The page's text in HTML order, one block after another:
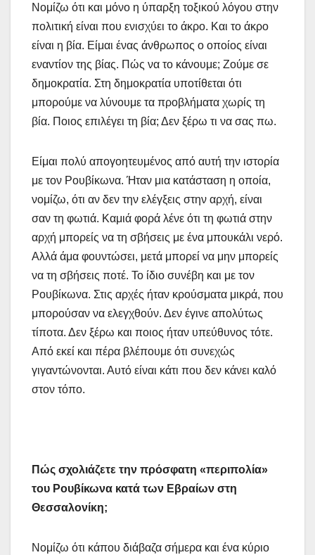
Νομίζω ότι και μόνο η ύπαρξη τοξικού λόγου στην
πολιτική είναι που ενισχύει το άκρο. Και το άκρο
είναι η βία. Είμαι ένας άνθρωπος ο οποίος είναι
εναντίον της βίας. Πώς να το κάνουμε; Ζούμε σε
δημοκρατία. Στη δημοκρατία υποτίθεται ότι
μπορούμε να λύνουμε τα προβλήματα χωρίς τη
βία. Ποιος επιλέγει τη βία; Δεν ξέρω τι να σας πω.
Είμαι πολύ απογοητευμένος από αυτή την ιστορία
με τον Ρουβίκωνα. Ήταν μια κατάσταση η οποία,
νομίζω, ότι αν δεν την ελέγξεις στην αρχή, είναι
σαν τη φωτιά. Καμιά φορά λένε ότι τη φωτιά στην
αρχή μπορείς να τη σβήσεις με ένα μπουκάλι νερό.
Αλλά άμα φουντώσει, μετά μπορεί να μην μπορείς
να τη σβήσεις ποτέ. Το ίδιο συνέβη και με τον
Ρουβίκωνα. Στις αρχές ήταν κρούσματα μικρά, που
μπορούσαν να ελεγχθούν. Δεν έγινε απολύτως
τίποτα. Δεν ξέρω και ποιος ήταν υπεύθυνος τότε.
Από εκεί και πέρα βλέπουμε ότι συνεχώς
γιγαντώνονται. Αυτό είναι κάτι που δεν κάνει καλό
στον τόπο.
Πώς σχολιάζετε την πρόσφατη «περιπολία»
του Ρουβίκωνα κατά των Εβραίων στη
Θεσσαλονίκη;
Νομίζω ότι κάπου διάβαζα σήμερα και ένα κύριο